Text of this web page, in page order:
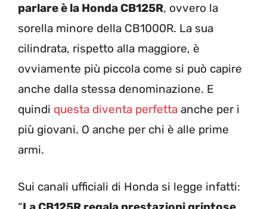
parlare è la Honda CB125R, ovvero la
sorella minore della CB1000R. La sua
cilindrata, rispetto alla maggiore, è
ovviamente più piccola come si può capire
anche dalla stessa denominazione. E
quindi questa diventa perfetta anche per i
più giovani. O anche per chi è alle prime
armi.
Sui canali ufficiali di Honda si legge infatti: